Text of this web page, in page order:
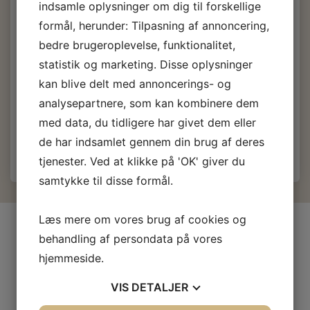
270,00 DKKm/Moms
216,00 DKKu/Moms)
m/Moms
Du sparer:112,00 DKK
Læg i kurv
INFORMATIONER
Firma profil
Fragt og levering
indsamle oplysninger om dig til forskellige
formål, herunder: Tilpasning af annoncering,
bedre brugeroplevelse, funktionalitet,
statistik og marketing. Disse oplysninger
kan blive delt med annoncerings- og
analysepartnere, som kan kombinere dem
med data, du tidligere har givet dem eller
de har indsamlet gennem din brug af deres
tjenester. Ved at klikke på 'OK' giver du
samtykke til disse formål.
Læs mere om vores brug af cookies og
behandling af persondata på vores
hjemmeside.
VIS DETALJER